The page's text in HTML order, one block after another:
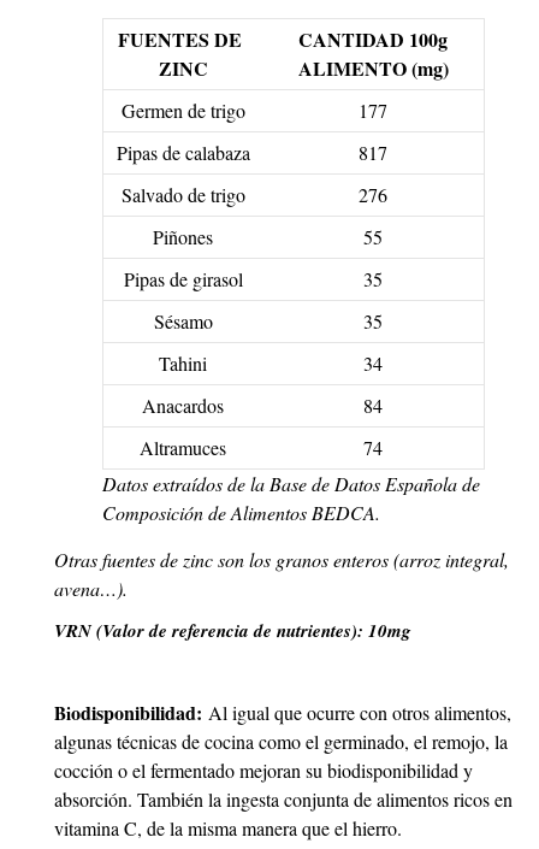
FUENTES DE
ZINC
CANTIDAD 100g
ALIMENTO (mg)
Germen de trigo
177
Pipas de calabaza
817
Salvado de trigo
276
Piñones
55
Pipas de girasol
35
Sésamo
35
Tahini
34
Anacardos
84
Altramuces
74
Datos extraídos de la Base de Datos Española de
Composición de Alimentos BEDCA.
Otras fuentes de zinc son los granos enteros (arroz integral,
avena…).
VRN (Valor de referencia de nutrientes): 10mg
Biodisponibilidad: Al igual que ocurre con otros alimentos,
algunas técnicas de cocina como el germinado, el remojo, la
cocción o el fermentado mejoran su biodisponibilidad y
absorción. También la ingesta conjunta de alimentos ricos en
vitamina C, de la misma manera que el hierro.